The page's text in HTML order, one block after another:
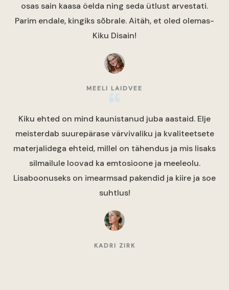
osas sain kaasa öelda ning seda ütlust arvestati.
Parim endale, kingiks sõbrale. Aitäh, et oled olemas-
Kiku Disain!
MEELI LAIDVEE
Kiku ehted on mind kaunistanud juba aastaid. Elje
meisterdab suurepärase värvivaliku ja kvaliteetsete
materjalidega ehteid, millel on tähendus ja mis lisaks
silmailule loovad ka emtosioone ja meeleolu.
Lisaboonuseks on imearmsad pakendid ja kiire ja soe
suhtlus!
KADRI ZIRK